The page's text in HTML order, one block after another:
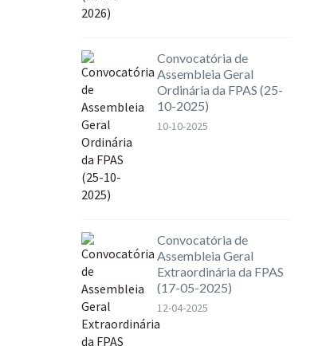
Convocatória de
Assembleia Geral
Ordinária da FPAS (25-
10-2025)
10-10-2025
Convocatória de
Assembleia Geral
Extraordinária da FPAS
(17-05-2025)
12-04-2025